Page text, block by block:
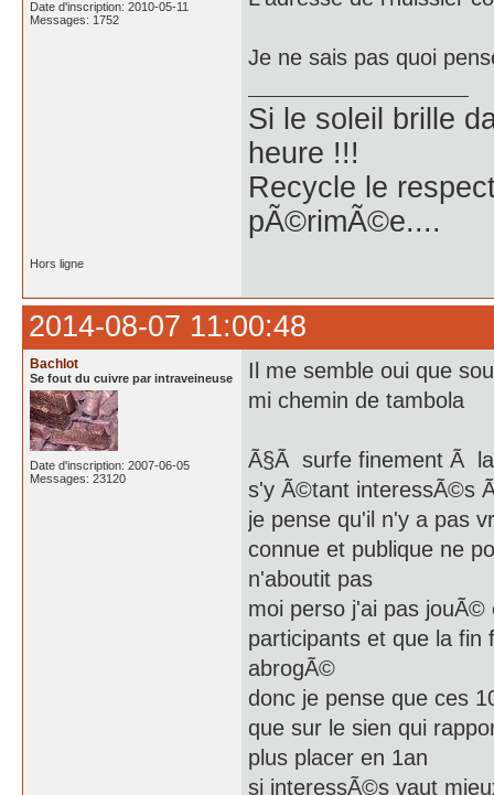
Date d'inscription: 2010-05-11
Messages: 1752
Je ne sais pas quoi
Si le soleil brille
heure !!!
Recycle le
pÃ©rimÃ©e....
Hors ligne
2014-08-07 11:00:48
Bachlot
Se fout du cuivre par intraveineuse
Date d'inscription: 2007-06-05
Messages: 23120
Il me semble oui que
mi chemin de tambola
Ã§Ã surfe finement Ã
s'y Ã©tant interessÃ©s
je pense qu'il n'y a pas
connue et publique ne
n'aboutit pas
moi perso j'ai pas jouÃ©
participants et que la fin
abrogÃ©
donc je pense que ces
que sur le sien qui
plus placer en 1an
si interessÃ©s vaut